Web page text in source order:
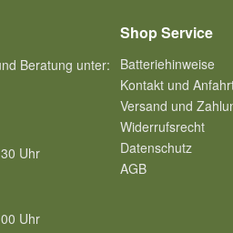
Beratung unter:
Uhr
Uhr
Shop Service
Batteriehinweise
Kontakt und
Versand und
Widerrufsrecht
Datenschutz
AGB